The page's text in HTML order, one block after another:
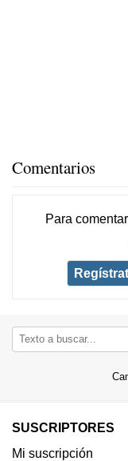
Comentarios
Para
SUSCRIPTORES
Mi suscripción